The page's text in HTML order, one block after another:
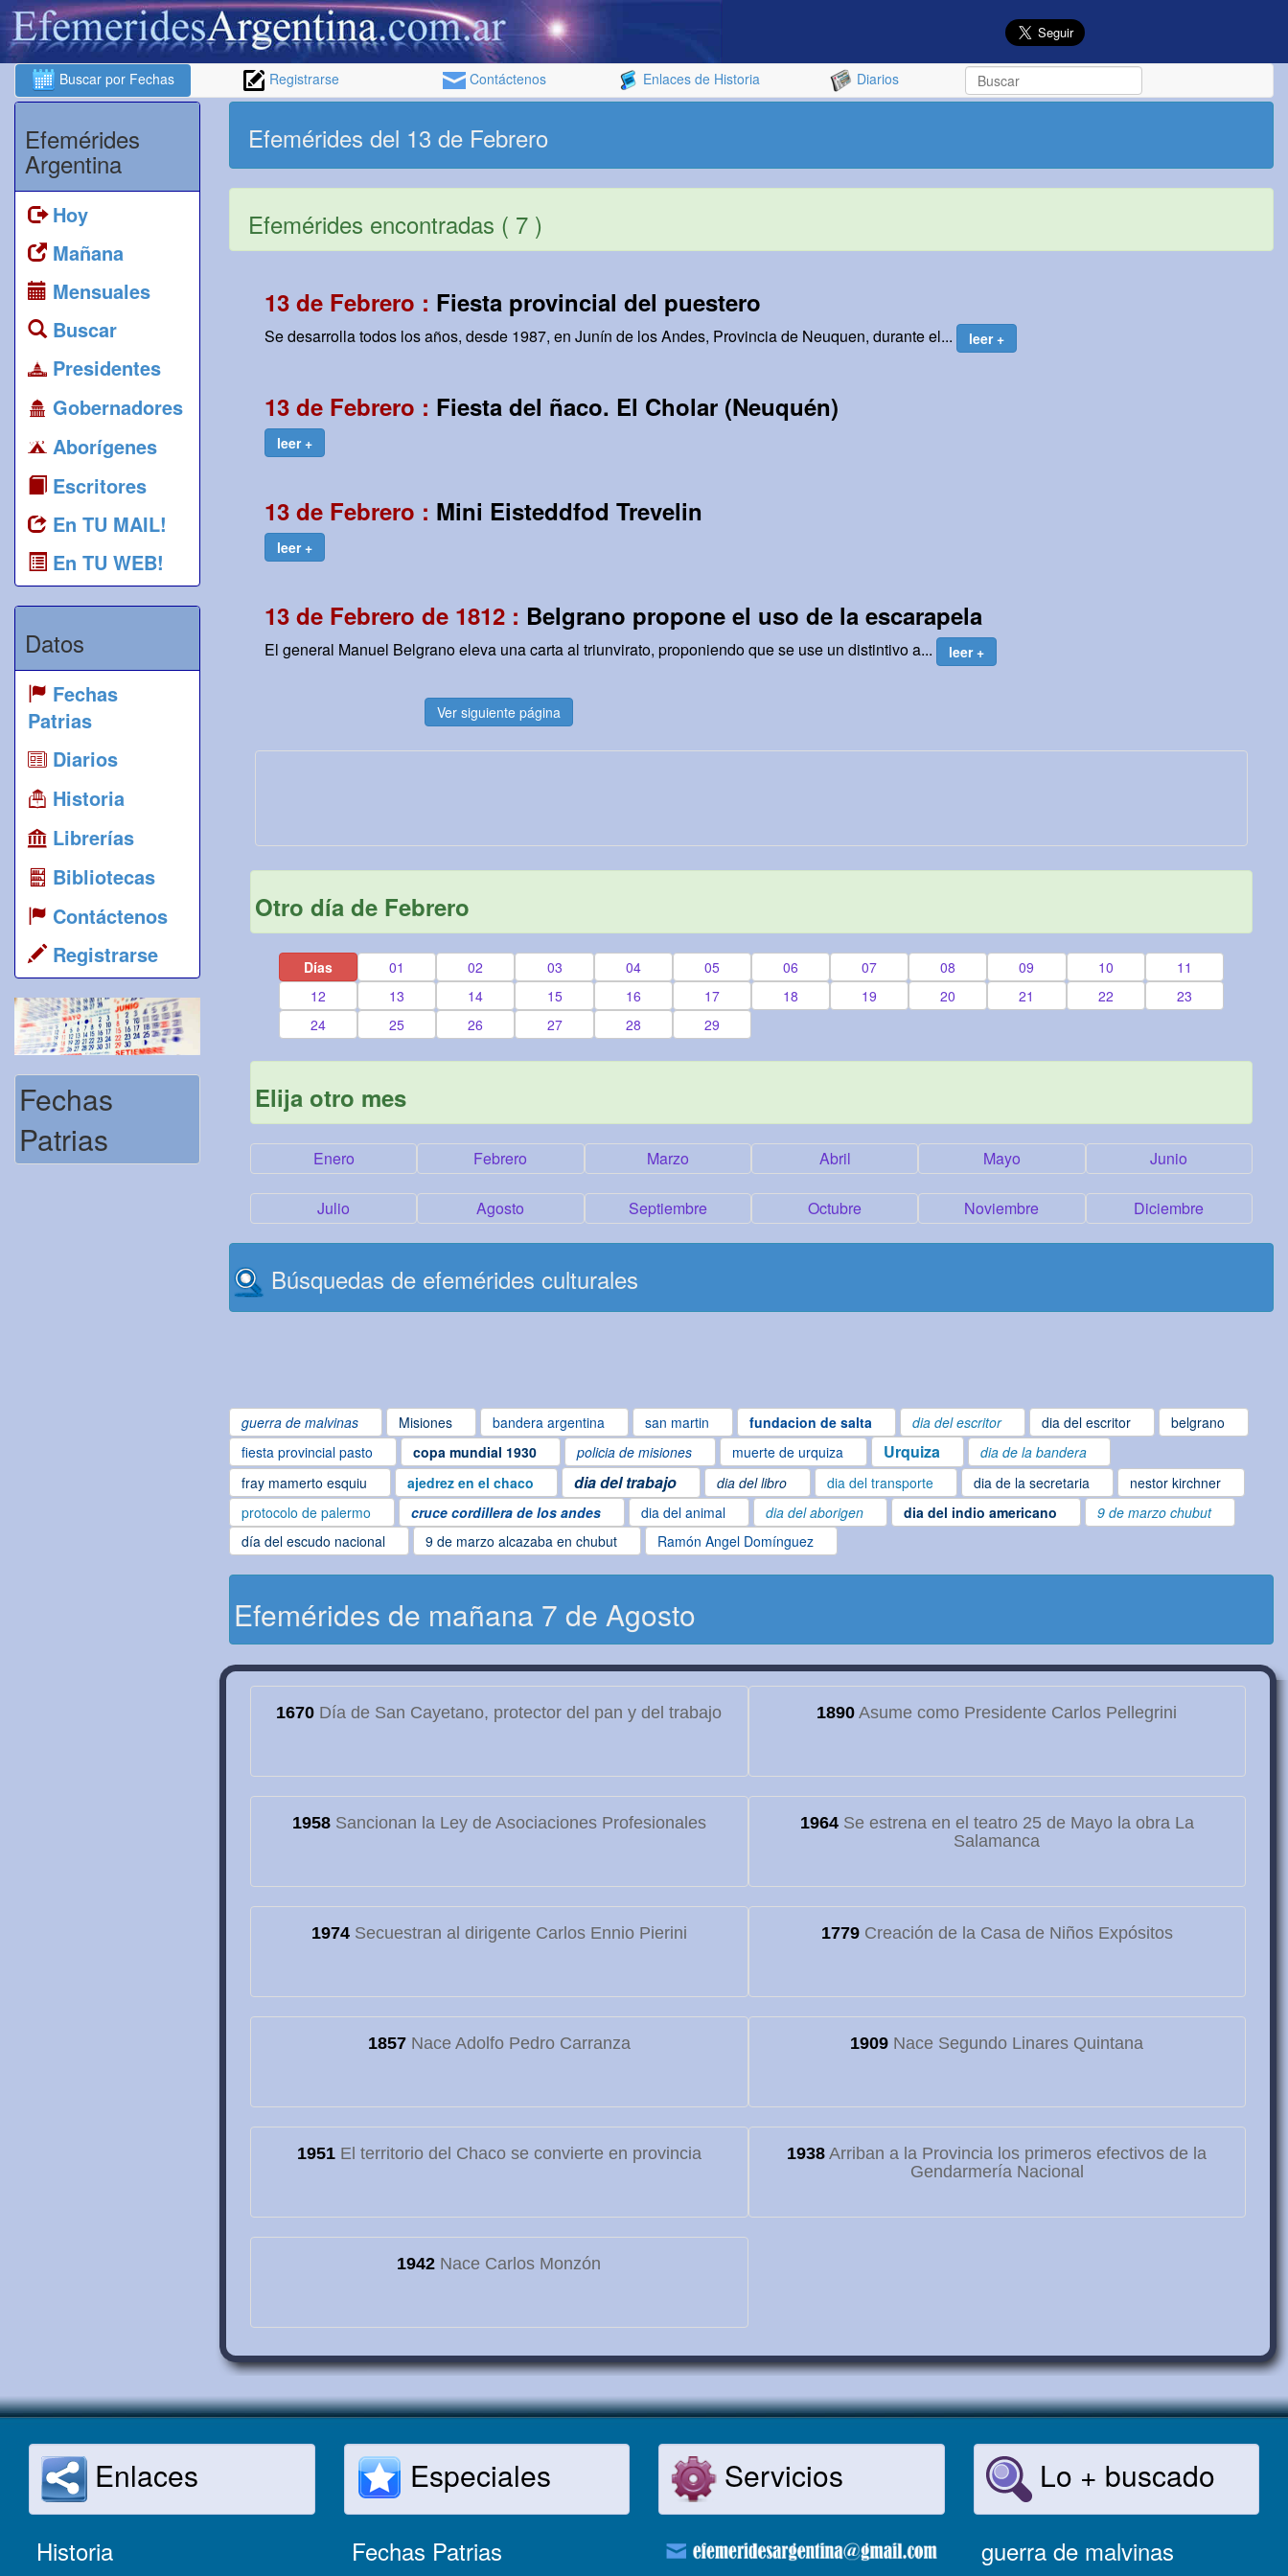
Buscar por Fechas Registrarse Contáctenos Enlaces de Historia Diarios
Efemérides
Argentina
Hoy
Mañana
Mensuales
Buscar
Presidentes
Gobernadores
Aborígenes
Escritores
En TU MAIL!
En TU WEB!
Datos
Fechas
Patrias
Diarios
Historia
Librerías
Bibliotecas
Contáctenos
Registrarse
Fechas
Patrias
Efemérides del 13 de Febrero
Efemérides encontradas ( 7 )
13 de Febrero : Fiesta provincial del puestero
Se desarrolla todos los años, desde 1987, en Junín de los Andes, Provincia de Neuquen, durante el... leer +
13 de Febrero : Fiesta del ñaco. El Cholar (Neuquén)
leer +
13 de Febrero : Mini Eisteddfod Trevelin
leer +
13 de Febrero de 1812 : Belgrano propone el uso de la escarapela
El general Manuel Belgrano eleva una carta al triunvirato, proponiendo que se use un distintivo a... leer +
Ver siguiente página
Otro día de Febrero
Días 01 02 03 04 05 06 07 08 09 10
11
12
13 14 15 16 17 18 19 20 21 22
23
24
25 26 27 28 29
Elija otro mes
Enero Febrero Marzo Abril Mayo Junio
Julio Agosto Septiembre Octubre Noviembre Diciembre
Búsquedas de efemérides culturales
guerra de malvinas Misiones bandera argentina san martin fundacion de salta dia del escritor dia del escritor
belgrano
fiesta provincial pasto
copa mundial 1930 policia de misiones muerte de urquiza Urquiza
dia de la bandera
fray mamerto esquiu
ajedrez en el chaco dia del trabajo dia del libro dia del transporte dia de la secretaria
nestor kirchner
protocolo de palermo
cruce cordillera de los andes dia del animal dia del aborigen dia del indio americano
9 de marzo chubut
día del escudo nacional
9 de marzo alcazaba en chubut Ramón Angel Domínguez
Efemérides de mañana 7 de Agosto
1670 Día de San Cayetano, protector del pan y del trabajo 1890 Asume como Presidente Carlos Pellegrini
1958Sancionan la Ley de Asociaciones Profesionales 1964Se estrena en el teatro 25 de Mayo la obra La
Salamanca
1974Secuestran al dirigente Carlos Ennio Pierini 1779Creación de la Casa de Niños Expósitos
1857Nace Adolfo Pedro Carranza 1909 Nace Segundo Linares Quintana
1951El territorio del Chaco se convierte en provincia 1938 Arriban a la Provincia los primeros efectivos de la
Gendarmería Nacional
1942 Nace Carlos Monzón
Enlaces
Historia
Especiales
Fechas Patrias
Servicios Lo + buscado
guerra de malvinas